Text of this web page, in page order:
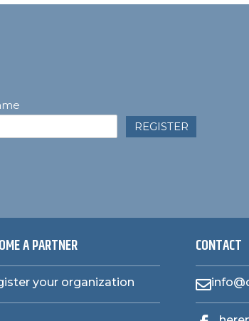
REGISTER
A PARTNER
your organization
CONTACT
